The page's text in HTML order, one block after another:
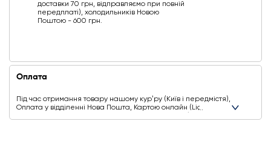
доставки 70 грн, відправляємо при повній
передплаті), холодильників Новою
Поштою - 600 грн.
Оплата
Під час отримання товару нашому курʼру (Київ і передмістя),
Оплата у відділенні Нова Пошта, Картою онлайн (Liqpay,